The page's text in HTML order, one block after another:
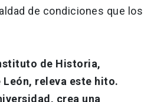
de condiciones que los
de Historia,
León, releva este hito.
crea una